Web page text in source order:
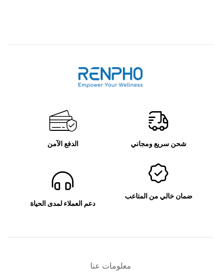
شحن سريع ومجاني الدفع الآمن
ضمان خالي من المتاعب
دعم العملاء لمدى الحياة
معلومات عنا